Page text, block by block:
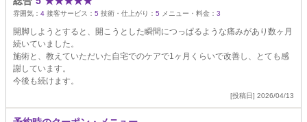
雰囲気： 4 接客サービス： 5 技術・仕上がり： 5 メニュー・料金： 3
開脚しようとすると、開こうとした瞬間につっぱるような痛みがあり数ヶ月
続いていました。
施術と、教えていただいた自宅でのケアで1ヶ月くらいで改善し、とても感
謝しています。
今後も続けます。
[投稿日] 2026/04/13